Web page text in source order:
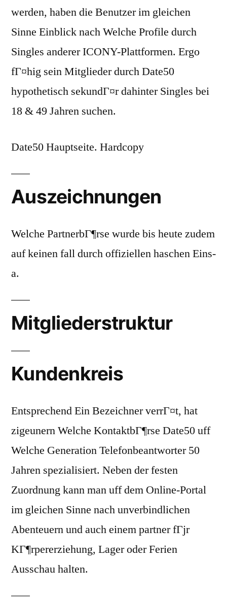
werden, haben die Benutzer im gleichen
Sinne Einblick nach Welche Profile durch
Singles anderer ICONY-Plattformen. Ergo
fГ¤hig sein Mitglieder durch Date50
hypothetisch sekundГ¤r dahinter Singles bei
18 & 49 Jahren suchen.
Date50 Hauptseite. Hardcopy
Auszeichnungen
Welche PartnerbГ¶rse wurde bis heute zudem
auf keinen fall durch offiziellen haschen Eins-
a.
Mitgliederstruktur
Kundenkreis
Entsprechend Ein Bezeichner verrГ¤t, hat
zigeunern Welche KontaktbГ¶rse Date50 uff
Welche Generation Telefonbeantworter 50
Jahren spezialisiert. Neben der festen
Zuordnung kann man uff dem Online-Portal
im gleichen Sinne nach unverbindlichen
Abenteuern und auch einem partner fГјr
KГ¶rpererziehung, Lager oder Ferien
Ausschau halten.